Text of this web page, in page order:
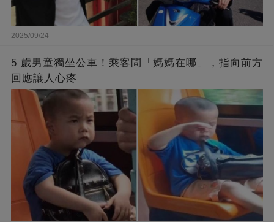
2025/09/24
5 歲男童獨坐公車！乘客問「媽媽在哪」，指向前方
回應讓人心疼